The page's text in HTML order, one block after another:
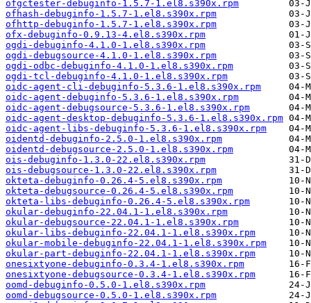
ofgctester-debuginfo-1.5.7-1.el8.s390x.rpm
ofhash-debuginfo-1.5.7-1.el8.s390x.rpm
ofhttp-debuginfo-1.5.7-1.el8.s390x.rpm
ofx-debuginfo-0.9.13-4.el8.s390x.rpm
ogdi-debuginfo-4.1.0-1.el8.s390x.rpm
ogdi-debugsource-4.1.0-1.el8.s390x.rpm
ogdi-odbc-debuginfo-4.1.0-1.el8.s390x.rpm
ogdi-tcl-debuginfo-4.1.0-1.el8.s390x.rpm
oidc-agent-cli-debuginfo-5.3.6-1.el8.s390x.rpm
oidc-agent-debuginfo-5.3.6-1.el8.s390x.rpm
oidc-agent-debugsource-5.3.6-1.el8.s390x.rpm
oidc-agent-desktop-debuginfo-5.3.6-1.el8.s390x.rpm
oidc-agent-libs-debuginfo-5.3.6-1.el8.s390x.rpm
oidentd-debuginfo-2.5.0-1.el8.s390x.rpm
oidentd-debugsource-2.5.0-1.el8.s390x.rpm
ois-debuginfo-1.3.0-22.el8.s390x.rpm
ois-debugsource-1.3.0-22.el8.s390x.rpm
okteta-debuginfo-0.26.4-5.el8.s390x.rpm
okteta-debugsource-0.26.4-5.el8.s390x.rpm
okteta-libs-debuginfo-0.26.4-5.el8.s390x.rpm
okular-debuginfo-22.04.1-1.el8.s390x.rpm
okular-debugsource-22.04.1-1.el8.s390x.rpm
okular-libs-debuginfo-22.04.1-1.el8.s390x.rpm
okular-mobile-debuginfo-22.04.1-1.el8.s390x.rpm
okular-part-debuginfo-22.04.1-1.el8.s390x.rpm
onesixtyone-debuginfo-0.3.4-1.el8.s390x.rpm
onesixtyone-debugsource-0.3.4-1.el8.s390x.rpm
oomd-debuginfo-0.5.0-1.el8.s390x.rpm
oomd-debugsource-0.5.0-1.el8.s390x.rpm